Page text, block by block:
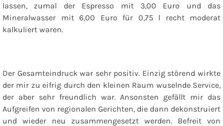
lassen, zumal der Espresso mit 3,00 Euro und das
Mineralwasser mit 6,00 Euro für 0,75 l recht moderat
kalkuliert waren.
Der Gesamteindruck war sehr positiv. Einzig störend wirkte
der mir zu eifrig durch den kleinen Raum wuselnde Service,
der aber sehr freundlich war. Ansonsten gefällt mir das
Aufgreifen von regionalen Gerichten, die dann dekonstruiert
und wieder neu zusammengesetzt werden. Befreit von